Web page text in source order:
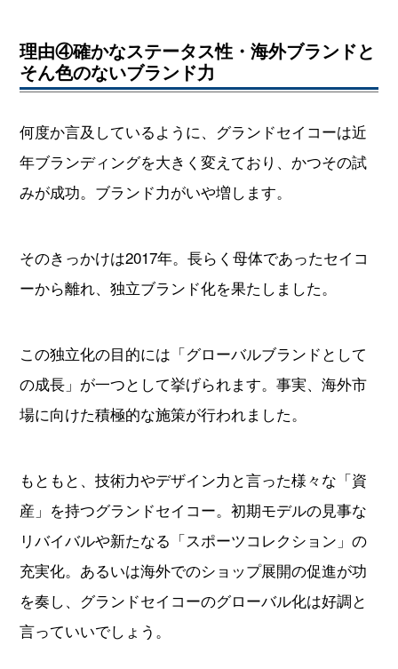
理由④確かなステータス性・海外ブランドと
そん色のないブランド力
何度か言及しているように、グランドセイコーは近
年ブランディングを大きく変えており、かつその試
みが成功。ブランド力がいや増します。
そのきっかけは2017年。長らく母体であったセイコ
ーから離れ、独立ブランド化を果たしました。
この独立化の目的には「グローバルブランドとして
の成長」が一つとして挙げられます。事実、海外市
場に向けた積極的な施策が行われました。
もともと、技術力やデザイン力と言った様々な「資
産」を持つグランドセイコー。初期モデルの見事な
リバイバルや新たなる「スポーツコレクション」の
充実化。あるいは海外でのショップ展開の促進が功
を奏し、グランドセイコーのグローバル化は好調と
言っていいでしょう。